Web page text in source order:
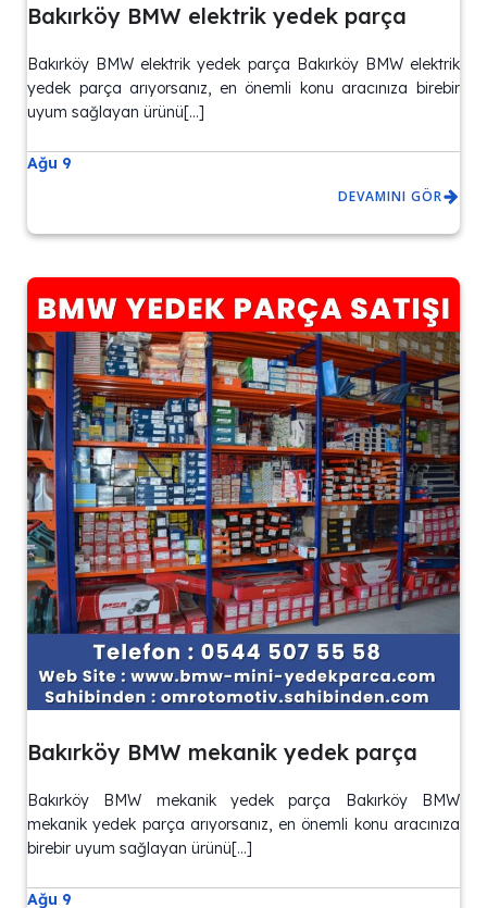
Bakırköy BMW elektrik yedek parça
Bakırköy BMW elektrik yedek parça Bakırköy BMW elektrik
yedek parça arıyorsanız, en önemli konu aracınıza birebir
uyum sağlayan ürünü[…]
Ağu 9
DEVAMINI GÖR
Bakırköy BMW mekanik yedek parça
Bakırköy BMW mekanik yedek parça Bakırköy BMW
mekanik yedek parça arıyorsanız, en önemli konu aracınıza
birebir uyum sağlayan ürünü[…]
Ağu 9